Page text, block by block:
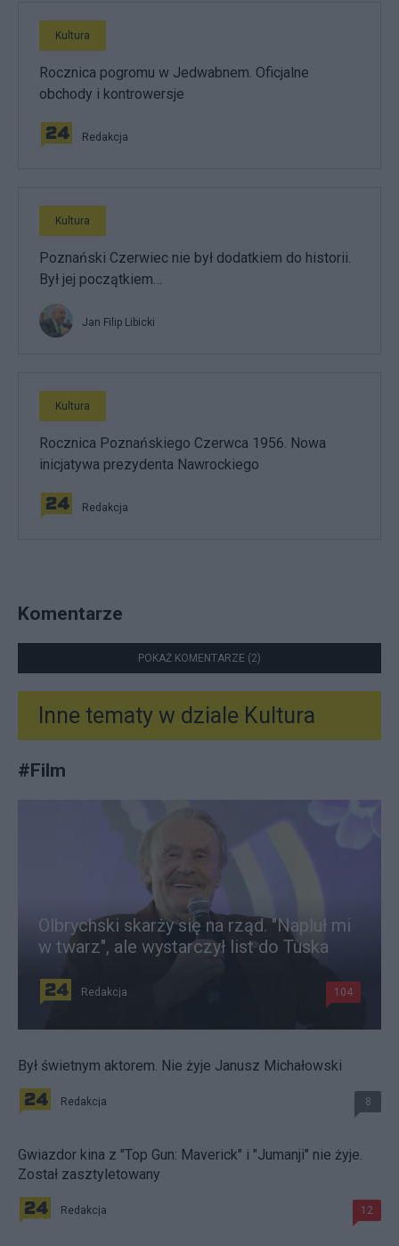
Kultura
Rocznica pogromu w Jedwabnem. Oficjalne
obchody i kontrowersje
Redakcja
Kultura
Poznański Czerwiec nie był dodatkiem do historii.
Był jej początkiem…
Jan Filip Libicki
Kultura
Rocznica Poznańskiego Czerwca 1956. Nowa
inicjatywa prezydenta Nawrockiego
Redakcja
Komentarze
POKAŻ KOMENTARZE (2)
Inne tematy w dziale Kultura
#Film
Olbrychski skarży się na rząd. "Napluł mi
w twarz", ale wystarczył list do Tuska
Redakcja 104
Był świetnym aktorem. Nie żyje Janusz Michałowski
Redakcja 8
Gwiazdor kina z "Top Gun: Maverick" i "Jumanji" nie żyje.
Został zasztyletowany
Redakcja 12